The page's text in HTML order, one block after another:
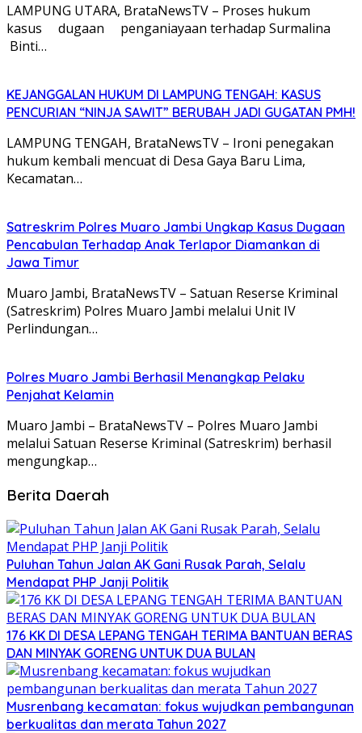
LAMPUNG UTARA, BrataNewsTV – Proses hukum
kasus dugaan penganiayaan terhadap Surmalina
Binti…
KEJANGGALAN HUKUM DI LAMPUNG TENGAH: KASUS
PENCURIAN “NINJA SAWIT” BERUBAH JADI GUGATAN PMH!
LAMPUNG TENGAH, BrataNewsTV – Ironi penegakan
hukum kembali mencuat di Desa Gaya Baru Lima,
Kecamatan…
Satreskrim Polres Muaro Jambi Ungkap Kasus Dugaan
Pencabulan Terhadap Anak Terlapor Diamankan di
Jawa Timur
Muaro Jambi, BrataNewsTV – Satuan Reserse Kriminal
(Satreskrim) Polres Muaro Jambi melalui Unit IV
Perlindungan…
Polres Muaro Jambi Berhasil Menangkap Pelaku
Penjahat Kelamin
Muaro Jambi – BrataNewsTV – Polres Muaro Jambi
melalui Satuan Reserse Kriminal (Satreskrim) berhasil
mengungkap…
Berita Daerah
Puluhan Tahun Jalan AK Gani Rusak Parah, Selalu
Mendapat PHP Janji Politik
176 KK DI DESA LEPANG TENGAH TERIMA BANTUAN BERAS
DAN MINYAK GORENG UNTUK DUA BULAN
Musrenbang kecamatan: fokus wujudkan pembangunan
berkualitas dan merata Tahun 2027